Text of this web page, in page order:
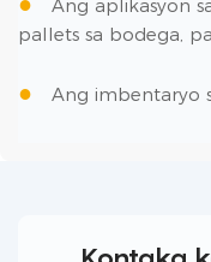
Ang aplikasyon
pallets sa bodega,
● Ang imbentaryo